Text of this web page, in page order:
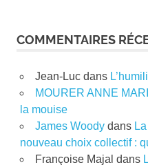
COMMENTAIRES
Jean-Lucdans
MOURER ANNE
la mouise
James Woodydans
nouveau choix collectif :
Françoise Majal dans